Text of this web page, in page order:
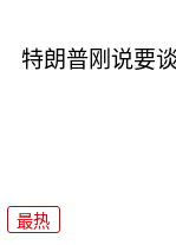
特朗普刚说要
最热